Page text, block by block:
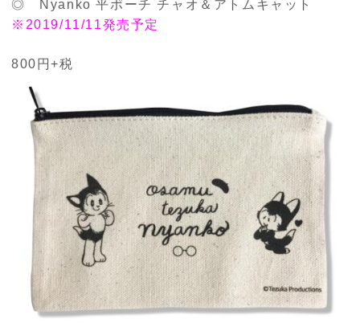
◎ Nyanko 平ポーチ チャオ＆アトムキャット
※2019/11/11発売予定
800円+税